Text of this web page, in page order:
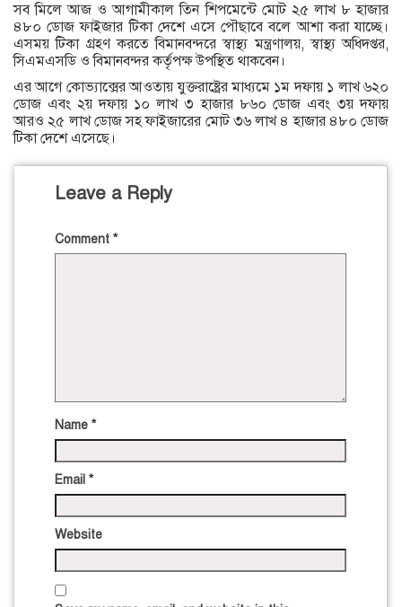
সব মিলে আজ ও আগামীকাল তিন শিপমেন্টে মোট ২৫ লাখ ৮ হাজার
৪৮০ ডোজ ফাইজার টিকা দেশে এসে পৌছাবে বলে আশা করা যাচ্ছে।
এসময় টিকা গ্রহণ করতে বিমানবন্দরে স্বাস্থ্য মন্ত্রণালয়, স্বাস্থ্য অধিদপ্তর,
সিএমএসডি ও বিমানবন্দর কর্তৃপক্ষ উপস্থিত থাকবেন।
এর আগে কোভ্যাক্সের আওতায় যুক্তরাষ্ট্রের মাধ্যমে ১ম দফায় ১ লাখ ৬২০
ডোজ এবং ২য় দফায় ১০ লাখ ৩ হাজার ৮৬০ ডোজ এবং ৩য় দফায়
আরও ২৫ লাখ ডোজ সহ ফাইজারের মোট ৩৬ লাখ ৪ হাজার ৪৮০ ডোজ
টিকা দেশে এসেছে।
Leave a Reply
Comment *
Name *
Email *
Website